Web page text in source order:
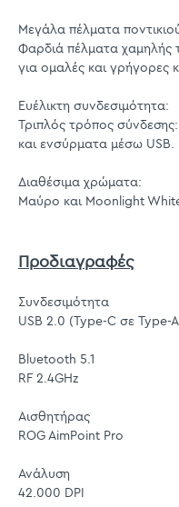
Μεγάλα πέλματα
Φαρδιά πέλματα χαμηλής
για ομαλές και γρήγορες
Ευέλικτη συνδεσιμότητα:
Τριπλός τρόπος
και ενσύρματα μέσω USB.
Διαθέσιμα χρώματα:
Μαύρο και Moonlight
Προδιαγραφές
Συνδεσιμότητα
USB 2.0 (Type-C σε Type-
Bluetooth 5.1
RF 2.4GHz
Αισθητήρας
ROG AimPoint Pro
Ανάλυση
42.000 DPI